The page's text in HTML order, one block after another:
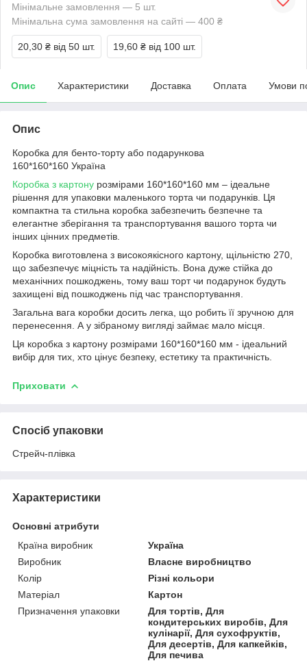
Мінімальне замовлення — 5 шт.
Мінімальна сума замовлення на сайті — 400 ₴
20,30 ₴ від 50 шт. 19,60 ₴ від 100 шт.
Опис Характеристики Доставка Оплата Умови
Опис
Коробка для бенто-торту або подарункова
160*160*160 Україна
Коробка з картону розмірами 160*160*160 мм – ідеальне
рішення для упаковки маленького торта чи подарунків. Ця
компактна та стильна коробка забезпечить безпечне та
елегантне зберігання та транспортування вашого торта чи
інших цінних предметів.
Коробка виготовлена з високоякісного картону, щільністю 270,
що забезпечує міцність та надійність. Вона дуже стійка до
механічних пошкоджень, тому ваш торт чи подарунок будуть
захищені від пошкоджень під час транспортування.
Загальна вага коробки досить легка, що робить її зручною для
перенесення. А у зібраному вигляді займає мало місця.
Ця коробка з картону розмірами 160*160*160 мм - ідеальний
вибір для тих, хто цінує безпеку, естетику та практичність.
Приховати
Спосіб упаковки
Стрейч-плівка
Характеристики
Основні атрибути
Країна виробник
Україна
Виробник
Власне виробництво
Колір
Різні кольори
Матеріал
Картон
Призначення упаковки
Для тортів, Для
кондитерських виробів, Для
кулінарії, Для сухофруктів,
Для десертів, Для капкейків,
Для печива